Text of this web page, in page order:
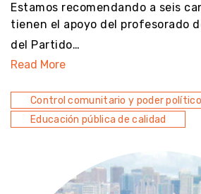
Estamos recomendando a seis
tienen el apoyo del profesorado
del Partido…
Read More
Control comunitario y poder político
Educación pública de calidad